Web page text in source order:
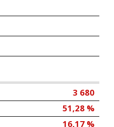
3 680
51,28 %
16,17 %